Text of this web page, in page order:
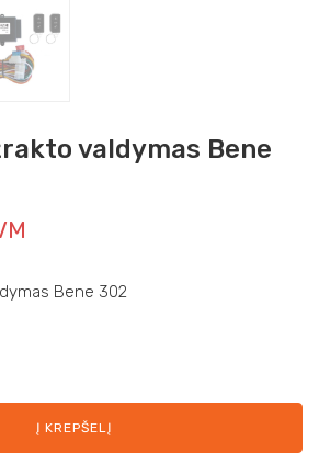
valdymas Bene
Bene 302
Į KREPŠELĮ